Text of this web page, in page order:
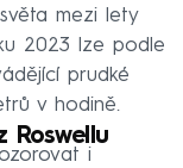
mezi lety
2023 lze podle
prudké
v hodině.
Roswellu
i